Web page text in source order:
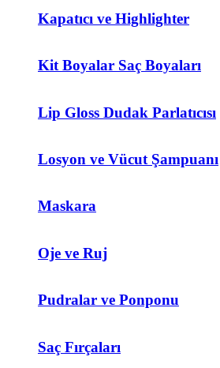
Kapatıcı ve Highlighter
Kit Boyalar Saç Boyaları
Lip Gloss Dudak Parlatıcısı
Losyon ve Vücut Şampuanı
Maskara
Oje ve Ruj
Pudralar ve Ponponu
Saç Fırçaları